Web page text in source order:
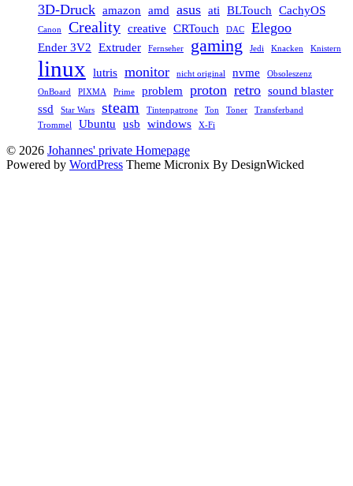
3D-Druck amazon amd asus ati BLTouch CachyOS
Canon Creality creative CRTouch DAC Elegoo
Ender 3V2 Extruder Fernseher gaming Jedi Knacken Knistern
linux lutris monitor nicht original nvme Obsoleszenz
OnBoard PIXMA Prime problem proton retro sound blaster
ssd
Star Wars steam Tintenpatrone Ton Toner
Transferband
Trommel
Ubuntu usb windows X-Fi
© 2026 Johannes' private Homepage
Powered by WordPress Theme Micronix By DesignWicked